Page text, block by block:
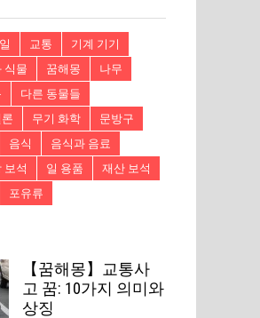
교통
기계 기기
식물 꿈해몽
나무
다른 동물들
무기 화학
문방구
음식
음식과 음료
보석 일 용품
재산 보석
포유류
【꿈해몽】교통사
고 꿈: 10가지 의미와
상징